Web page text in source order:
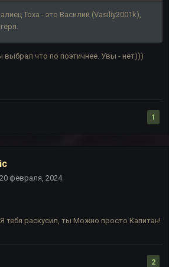
Тоха - это Василий (Vasiliy2001k),
выбрал что по поэтичнее. Увы - нет)))
1
20 февраля, 2024
тебя раскусил, ты Можно просто Капитан!
2